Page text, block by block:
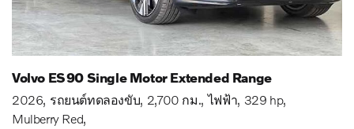
Volvo ES90 Single Motor Extended Range
2026 รถยนต์ทดลองขับ 2,700 กม. ไฟฟ้า 329 hp
Mulberry Red